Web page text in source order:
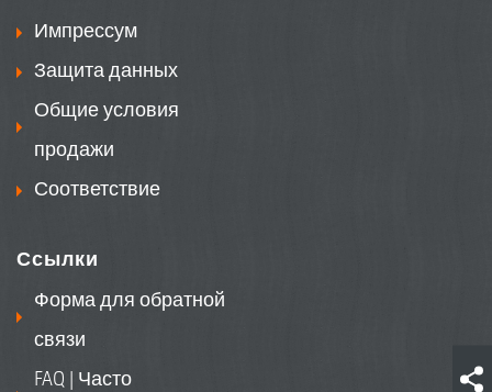
Импрессум
Защита данных
Общие условия
продажи
Соответствие
Ссылки
Форма для обратной
связи
FAQ | Часто